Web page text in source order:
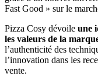
Fast Good » sur le
Pizza Cosy dévoile une
les valeurs de la
l’authenticité des
l’innovation dans les
vente.